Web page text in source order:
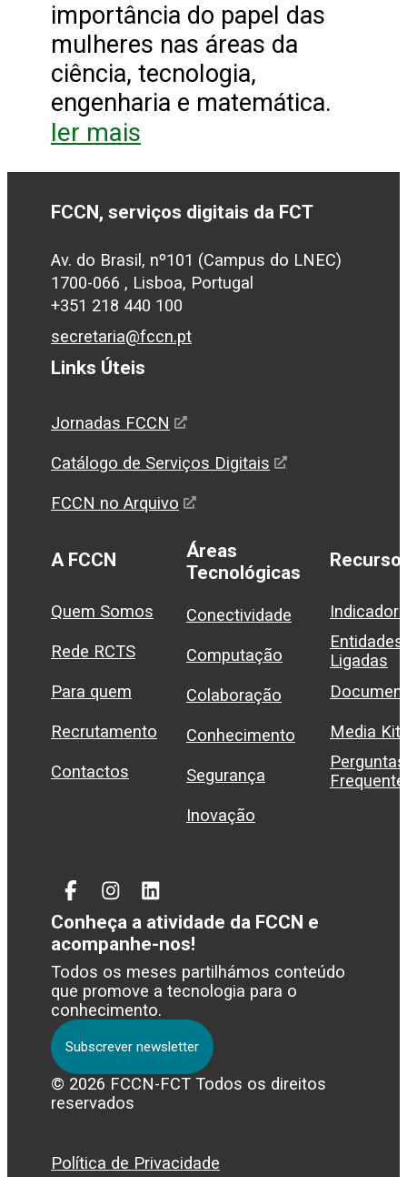
importância do papel das
mulheres nas áreas da
ciência, tecnologia,
engenharia e matemática.
ler mais
FCCN, serviços digitais da FCT
Av. do Brasil, nº101 (Campus do LNEC)
1700-066 , Lisboa, Portugal
+351 218 440 100
secretaria@fccn.pt
Links Úteis
Jornadas FCCN
Catálogo de Serviços Digitais
FCCN no Arquivo
A FCCN
Quem Somos
Rede RCTS
Para quem
Recrutamento
Contactos
Áreas
Tecnológicas
Conectividade
Computação
Colaboração
Conhecimento
Segurança
Inovação
Entidades
Ligadas
Media Kit
Perguntas
FacebookInstagram
Linked
In
Conheça a atividade da FCCN e
acompanhe-nos!
Todos os meses partilhámos conteúdo
que promove a tecnologia para o
conhecimento.
Subscrever newsletter
© 2026 FCCN-FCT Todos os direitos
reservados
Política de Privacidade